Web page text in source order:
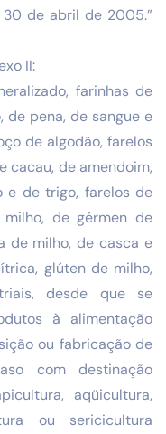
de abril de 2005.”
II:
farinhas de
de pena, de sangue e
de algodão, farelos
cacau, de amendoim,
e de trigo, farelos de
de gérmen de
de milho, de casca e
glúten de milho,
desde que se
à alimentação
ou fabricação de
com destinação
aqüicultura,
ou sericicultura